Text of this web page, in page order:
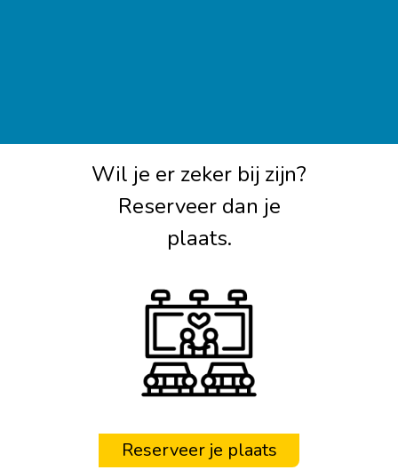
Wil je er zeker bij zijn?
Reserveer dan je
plaats.
Reserveer je plaats